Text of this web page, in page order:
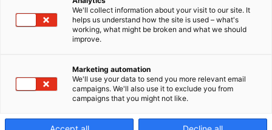
Společnost Makino má sídlo v Tokiu a svými
pobočkami propojuje celý svět s novinkami
ve vývoji v oblasti strojních technologií.
We'll collect information about your visit to our site. It
helps us understand how the site is used – what's
working, what might be broken and what we should
improve.
Marketing automation
We'll use your data to send you more relevant email
campaigns. We'll also use it to exclude you from
campaigns that you might not like.